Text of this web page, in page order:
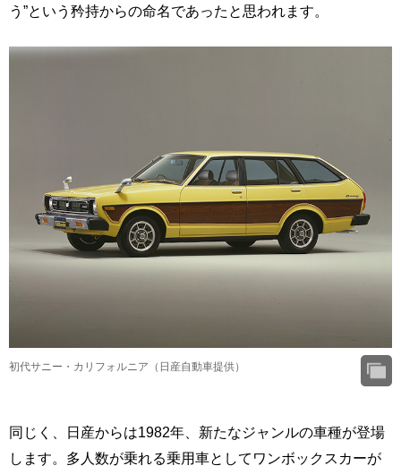
う”という矜持からの命名であったと思われます。
初代サニー・カリフォルニア（日産自動車提供）
同じく、日産からは1982年、新たなジャンルの車種が登場
します。多人数が乗れる乗用車としてワンボックスカーが